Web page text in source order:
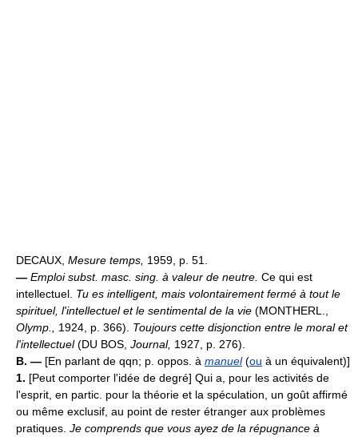
DECAUX, Mesure temps, 1959, p. 51.
— Emploi subst. masc. sing. à valeur de neutre. Ce qui est
intellectuel. Tu es intelligent, mais volontairement fermé à tout le
spirituel, l'intellectuel et le sentimental de la vie (MONTHERL.,
Olymp., 1924, p. 366). Toujours cette disjonction entre le moral et
l'intellectuel(DU BOS, Journal, 1927, p. 276).
B. — [En parlant de qqn; p. oppos. à manuel (ou à un équivalent)]
1. [Peut comporter l'idée de degré] Qui a, pour les activités de
l'esprit, en partic. pour la théorie et la spéculation, un goût affirmé
ou même exclusif, au point de rester étranger aux problèmes
pratiques. Je comprends que vous ayez de la répugnance à